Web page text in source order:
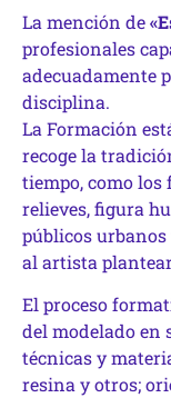
La mención de
profesionales
adecuadamente
disciplina.
La Formación
recoge la
tiempo, como
relieves, figura
públicos
al artista
El proceso
del modelado en
técnicas y
resina y otros;